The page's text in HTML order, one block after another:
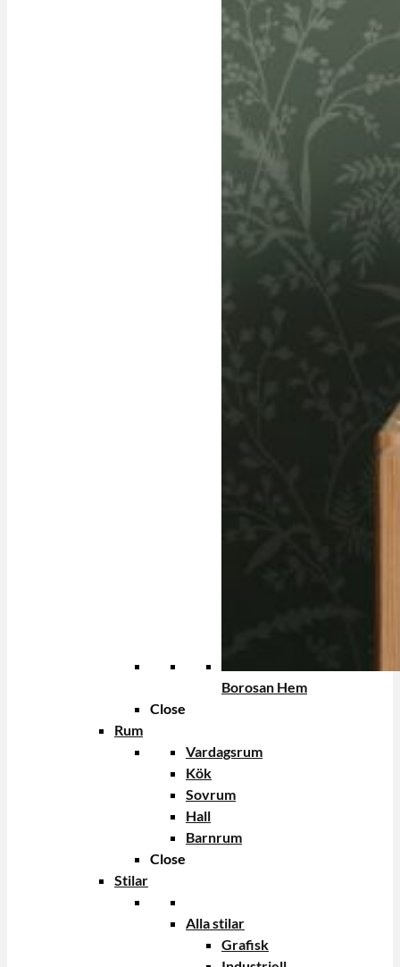
Borosan Hem
Close
Rum
Vardagsrum
Kök
Sovrum
Hall
Barnrum
Close
Stilar
Alla stilar
Grafisk